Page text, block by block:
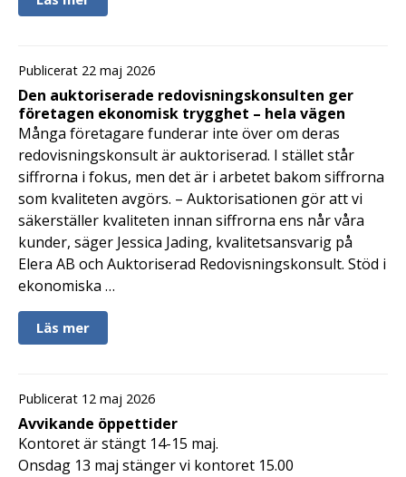
Publicerat 22 maj 2026
Den auktoriserade redovisningskonsulten ger
företagen ekonomisk trygghet – hela vägen
Många företagare funderar inte över om deras
redovisningskonsult är auktoriserad. I stället står
siffrorna i fokus, men det är i arbetet bakom siffrorna
som kvaliteten avgörs. – Auktorisationen gör att vi
säkerställer kvaliteten innan siffrorna ens når våra
kunder, säger Jessica Jading, kvalitetsansvarig på
Elera AB och Auktoriserad Redovisningskonsult. Stöd i
ekonomiska …
Läs mer
Publicerat 12 maj 2026
Avvikande öppettider
Kontoret är stängt 14-15 maj.
Onsdag 13 maj stänger vi kontoret 15.00